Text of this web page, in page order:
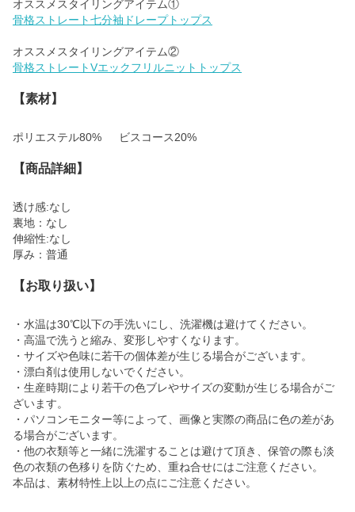
骨格ストレート七分袖ドレープトップス
骨格ストレートVエックフリルニットトップス
【素材】
ポリエステル80% ビスコース20%
【商品詳細】
透け感:なし
裏地：なし
伸縮性:なし
厚み：普通
【お取り扱い】
・水温は30℃以下の手洗いにし、洗濯機は避けてください。
・高温で洗うと縮み、変形しやすくなります。
・サイズや色味に若干の個体差が生じる場合がございます。
・漂白剤は使用しないでください。
・生産時期により若干の色ブレやサイズの変動が生じる場合がご
ざいます。
・パソコンモニター等によって、画像と実際の商品に色の差があ
る場合がございます。
・他の衣類等と一緒に洗濯することは避けて頂き、保管の際も淡
色の衣類の色移りを防ぐため、重ね合せにはご注意ください。
本品は、素材特性上以上の点にご注意ください。